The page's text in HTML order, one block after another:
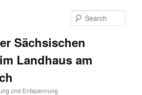
Sächsischen
Landhaus am
und Entspannung